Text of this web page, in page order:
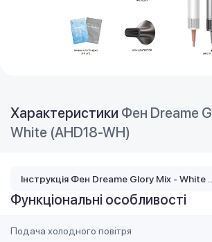
Характеристики Фен Dreame
White (AHD18-WH)
Функціональні особливості
Подача холодного повітря